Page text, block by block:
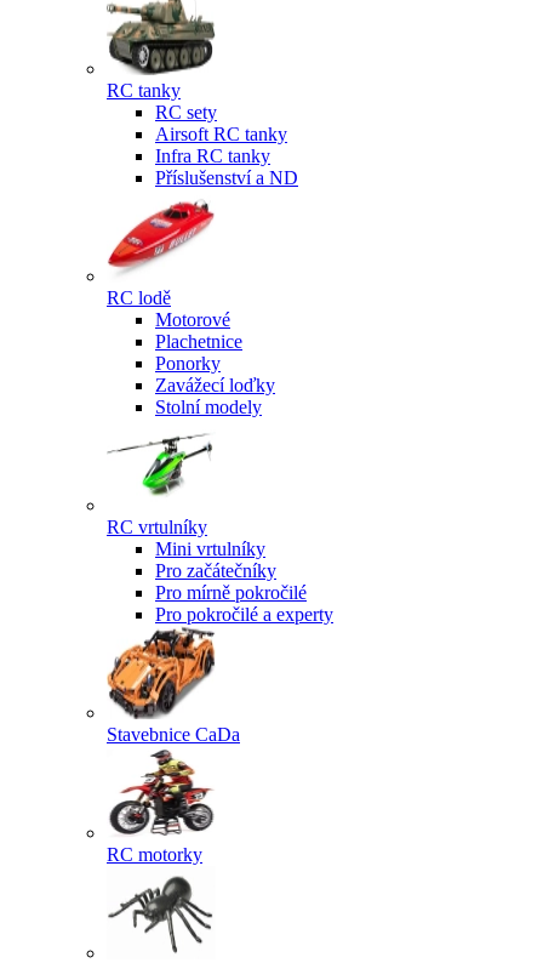
RC tanky
RC sety
Airsoft RC tanky
Infra RC tanky
Příslušenství a ND
RC lodě
Motorové
Plachetnice
Ponorky
Zavážecí loďky
Stolní modely
RC vrtulníky
Mini vrtulníky
Pro začátečníky
Pro mírně pokročilé
Pro pokročilé a experty
Stavebnice CaDa
RC motorky